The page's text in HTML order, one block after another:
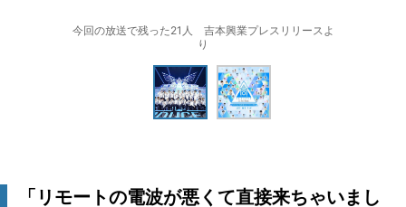
今回の放送で残った21人 吉本興業プレスリリースよ
り
「リモートの電波が悪くて直接来ちゃいまし